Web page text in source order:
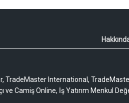
TradeMaster International,
ve Camiş Online, İş Yatırım Menkul